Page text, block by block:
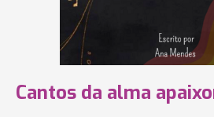
Cantos da alma